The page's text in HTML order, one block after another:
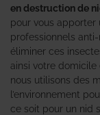
en destruction de
pour vous apporter
professionnels
éliminer ces
ainsi votre domicile
nous utilisons des
l’environnement
ce soit pour un nid